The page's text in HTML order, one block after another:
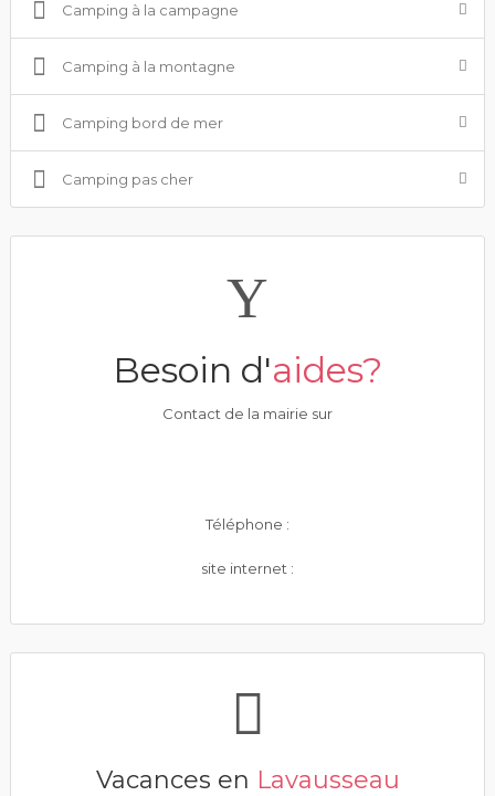
Camping à la campagne
Camping à la montagne
Camping bord de mer
Camping pas cher
Besoin d'aides?
Contact de la mairie sur
Téléphone :
site internet :
Vacances en Lavausseau